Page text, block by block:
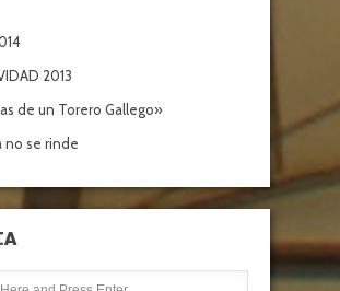
2013
de un Torero Gallego»
no se rinde